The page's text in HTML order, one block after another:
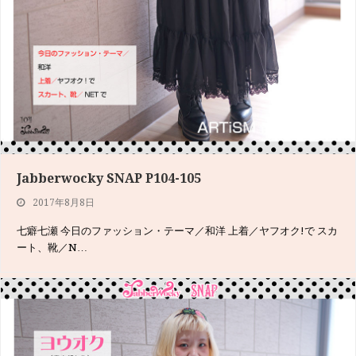
Jabberwocky SNAP P104-105
2017年8月8日
七癖七瀬 今日のファッション・テーマ／和洋 上着／ヤフオク!で スカ
ート、靴／N…
Jabberwocky SNAP P140-141
2017年6月8日
KARZWORKSは、フィギュアなどを制作＆販売するブランド。デザ
イナーの赤松さ…